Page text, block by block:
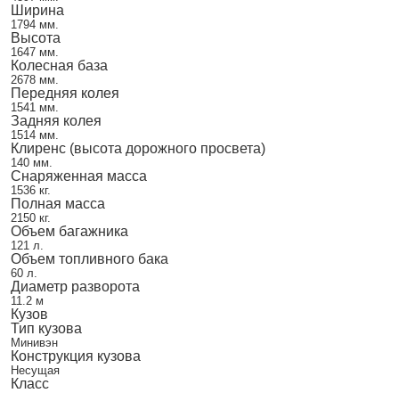
Ширина
1794 мм.
Высота
1647 мм.
Колесная база
2678 мм.
Передняя колея
1541 мм.
Задняя колея
1514 мм.
Клиренс (высота дорожного просвета)
140 мм.
Снаряженная масса
1536 кг.
Полная масса
2150 кг.
Объем багажника
121 л.
Объем топливного бака
60 л.
Диаметр разворота
11.2 м
Кузов
Тип кузова
Минивэн
Конструкция кузова
Несущая
Класс